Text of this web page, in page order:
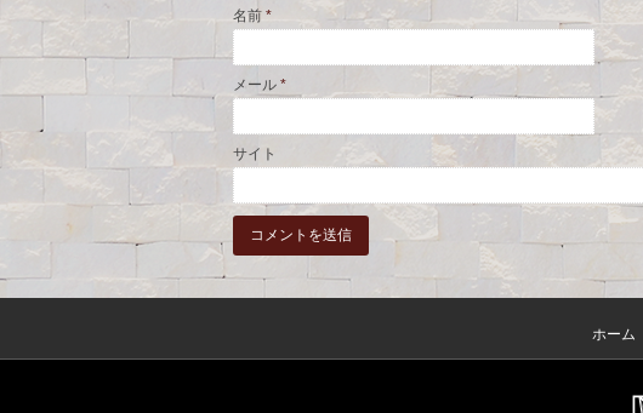
名前 *
メール *
サイト
ホーム